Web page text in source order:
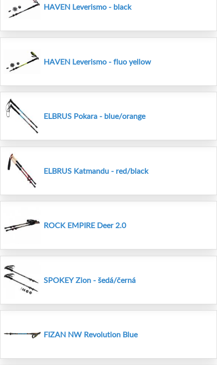
HAVEN Leverismo - black
HAVEN Leverismo - fluo yellow
ELBRUS Pokara - blue/orange
ELBRUS Katmandu - red/black
ROCK EMPIRE Deer 2.0
SPOKEY Zion - šedá/černá
FIZAN NW Revolution Blue